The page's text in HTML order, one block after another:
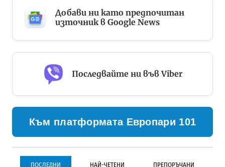
Добави ни като предпочитан
източник в Google News
Последвайте ни във Viber
Към платформата Европари 101
ПОСЛЕДНИ НАЙ-ЧЕТЕНИ ПРЕПОРЪЧАНИ